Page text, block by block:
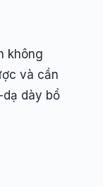
không
và cần
dày bổ